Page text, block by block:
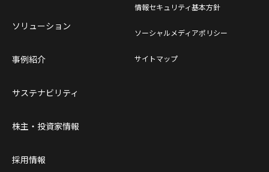
ソリューション
事例紹介
サステナビリティ
株主・投資家情報
採用情報
情報セキュリティ基本方針
ソーシャルメディアポリシー
サイトマップ